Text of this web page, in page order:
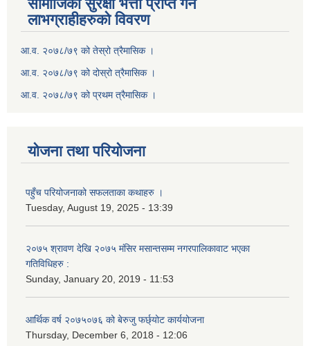
सामाजिका सुरक्षा भत्ता प्राप्त गर्ने
लाभग्राहीहरुको विवरण
आ.व. २०७८/७९ को तेस्रो त्रैमासिक ।
आ.व. २०७८/७९ को दोस्रो त्रैमासिक ।
आ.व. २०७८/७९ को प्रथम त्रैमासिक ।
योजना तथा परियोजना
पहुँच परियोजनाको सफलताका कथाहरु ।
Tuesday, August 19, 2025 - 13:39
२०७५ श्रावण देखि २०७५ मंसिर मसान्तसम्म नगरपालिकावाट भएका
गतिविधिहरु :
Sunday, January 20, 2019 - 11:53
आर्थिक वर्ष २०७५०७६ को बेरुजु फर्छ्योट कार्ययोजना
Thursday, December 6, 2018 - 12:06